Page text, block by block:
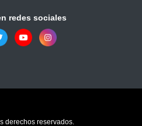
redes sociales
derechos reservados.